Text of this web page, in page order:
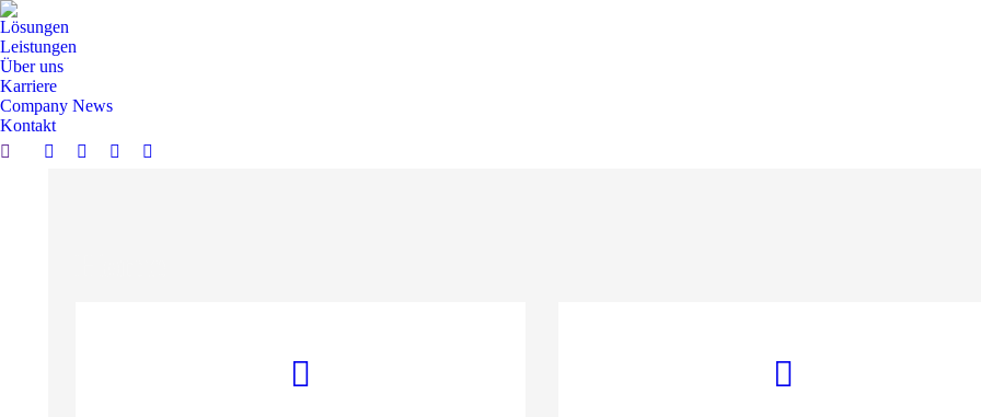
Lösungen
Leistungen
Über uns
Karriere
Company News
Kontakt
Search:
LinkedinXINGYouTubeInstagram